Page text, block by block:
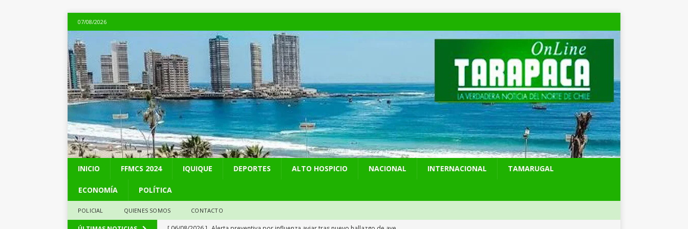
07/08/2026
INICIO FFMCS 2024 IQUIQUE DEPORTES ALTO HOSPICIO NACIONAL INTERNACIONAL TAMARUGAL
ECONOMÍA POLÍTICA
POLICIAL QUIENES SOMOS CONTACTO